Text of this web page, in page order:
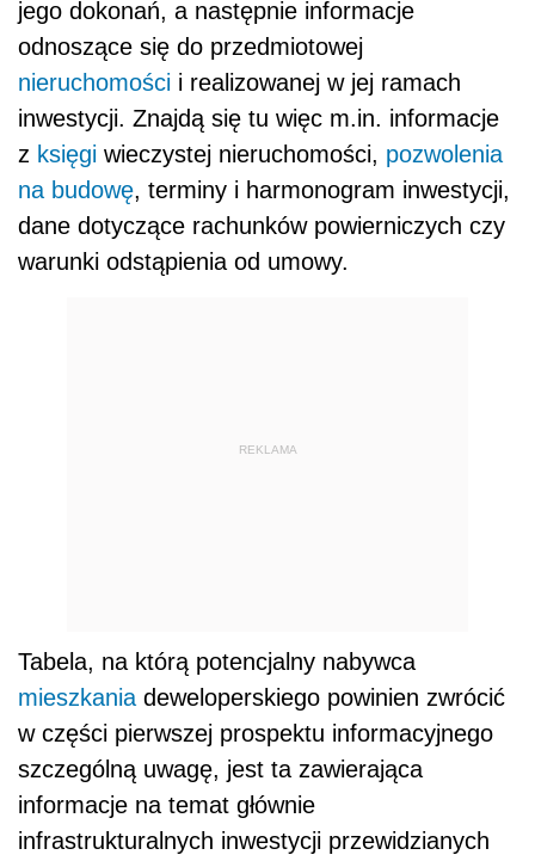
jego dokonań, a następnie informacje
odnoszące się do przedmiotowej
nieruchomości i realizowanej w jej ramach
inwestycji. Znajdą się tu więc m.in. informacje
z księgi wieczystej nieruchomości, pozwolenia
na budowę, terminy i harmonogram inwestycji,
dane dotyczące rachunków powierniczych czy
warunki odstąpienia od umowy.
REKLAMA
Tabela, na którą potencjalny nabywca
mieszkania deweloperskiego powinien zwrócić
w części pierwszej prospektu informacyjnego
szczególną uwagę, jest ta zawierająca
informacje na temat głównie
infrastrukturalnych inwestycji przewidzianych